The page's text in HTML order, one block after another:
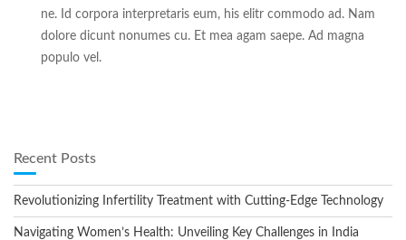
ne. Id corpora interpretaris eum, his elitr commodo ad. Nam
dolore dicunt nonumes cu. Et mea agam saepe. Ad magna
populo vel.
Recent Posts
Revolutionizing Infertility Treatment with Cutting-Edge Technology
Navigating Women’s Health: Unveiling Key Challenges in India